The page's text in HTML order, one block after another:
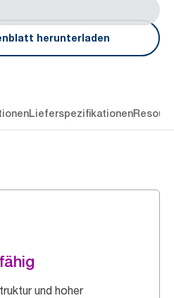
herunterladen
Lieferspezifikationen
und hoher